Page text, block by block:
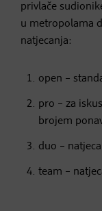
privlače
u metropolama
natjecanja:
open –
pro – za
brojem
duo –
team –